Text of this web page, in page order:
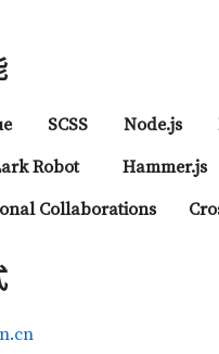
SCSS Node.js
Robot Hammer.js
Collaborations